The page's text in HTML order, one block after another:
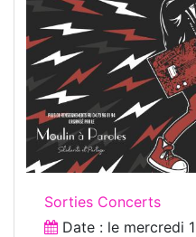
Sorties Concerts
Date : le mercredi